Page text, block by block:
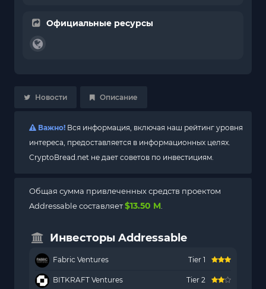
Официальные ресурсы
Новости Описание
Важно! Вся информация, включая наш рейтинг уровня
интереса, предоставляется в информационных целях.
CryptoBread.net не дает советов по инвестициям.
Общая сумма привлеченных средств проектом
Addressable составляет$13.50 M.
Инвесторы Addressable
Fabric Ventures Tier 1
BITKRAFT Ventures Tier 2